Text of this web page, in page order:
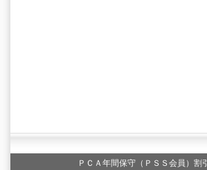
ＰＣＡ年間保守（ＰＳＳ会員）割引